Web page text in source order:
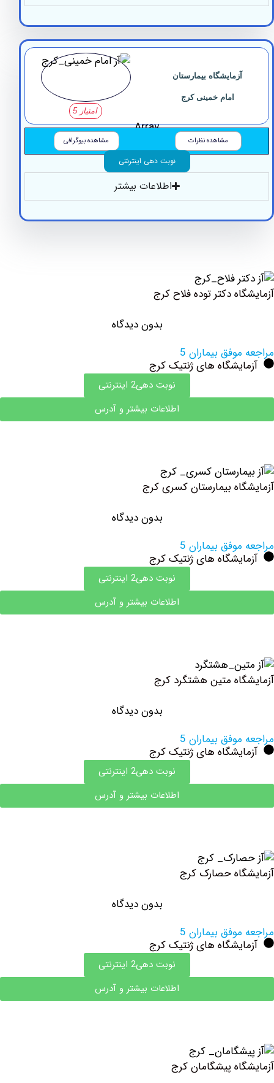
آزمایشگاه بیمارستان
امام خمینی کرج
Array
مشاهده نظرات مشاهده بیوگرافی
نوبت دهی اینترنتی
اطلاعات بیشتر
‏دکتر ‏توده فلاح کرج
بدون دیدگاه
بیماران 5
های ژنتیک کرج
نوبت دهی2 اینترنتی
اطلاعات بیشتر و آدرس
بیمارستان کسری کرج
بدون دیدگاه
بیماران 5
های ژنتیک کرج
نوبت دهی2 اینترنتی
اطلاعات بیشتر و آدرس
متین هشتگرد کرج
بدون دیدگاه
بیماران 5
های ژنتیک کرج
نوبت دهی2 اینترنتی
اطلاعات بیشتر و آدرس
‏حصارک کرج
بدون دیدگاه
بیماران 5
های ژنتیک کرج
نوبت دهی2 اینترنتی
اطلاعات بیشتر و آدرس
پیشگامان کرج